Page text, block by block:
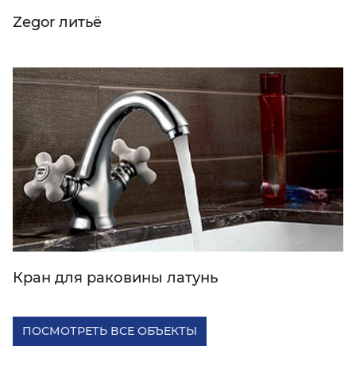
Zegor литьё
Кран для раковины латунь
ПОСМОТРЕТЬ ВСЕ ОБЪЕКТЫ